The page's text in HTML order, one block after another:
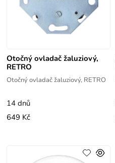
Otočný ovladač žaluziový,
RETRO
Otočný ovladač žaluziový, RETRO
14 dnů
649 Kč